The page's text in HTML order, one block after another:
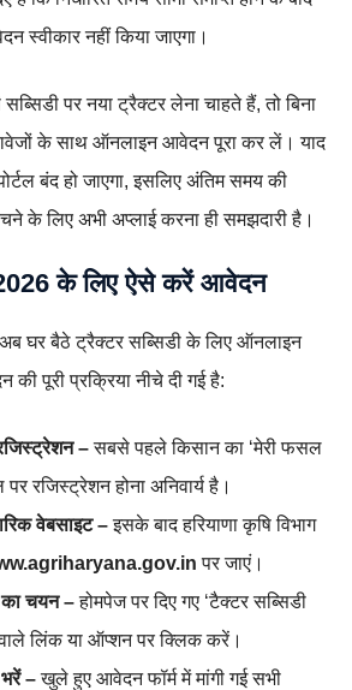
स्वीकार नहीं किया जाएगा।
पर नया ट्रैक्टर लेना चाहते हैं, तो बिना
के साथ ऑनलाइन आवेदन पूरा कर लें। याद
बंद हो जाएगा, इसलिए अंतिम समय की
के लिए अभी अप्लाई करना ही समझदारी है।
के लिए ऐसे करें आवेदन
अब घर बैठे ट्रैक्टर सब्सिडी के लिए ऑनलाइन
पूरी प्रक्रिया नीचे दी गई है:
–सबसे पहले किसान का ‘मेरी फसल
पर रजिस्ट्रेशन होना अनिवार्य है।
वेबसाइट –इसके बाद हरियाणा कृषि विभाग
पर जाएं।
का चयन –होमपेज पर दिए गए ‘टैक्टर सब्सिडी
लिंक या ऑप्शन पर क्लिक करें।
–खुले हुए आवेदन फॉर्म में मांगी गई सभी